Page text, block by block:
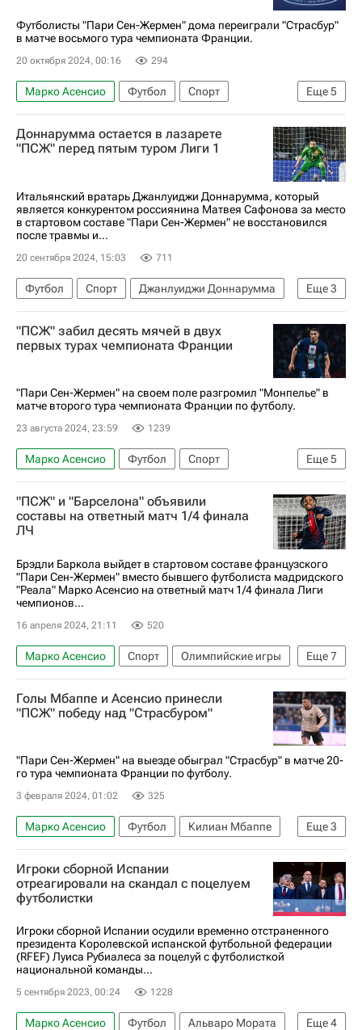
Галатасарай
Футболисты "Пари Сен-Жермен" дома переиграли "Страсбур"
в матче восьмого тура чемпионата Франции.
20 октября 2024, 00:16 294
Еще5
Марко Асенсио Футбол
Спорт
Матвей Сафонов
Секу Мара
Пари Сен-Жермен (ПСЖ)
Страсбур
Доннарумма остается в лазарете
"ПСЖ" перед пятым туром Лиги 1
Итальянский вратарь Джанлуиджи Доннарумма, который
является конкурентом россиянина Матвея Сафонова за место
в стартовом составе "Пари Сен-Жермен" не восстановился
после травмы и...
20 сентября 2024, 15:03 711
Еще3
Футбол Спорт
Джанлуиджи Доннарумма
Пари Сен-Жермен (ПСЖ)
Реймс
Чемпионат Франции по футболу (Лига 1)
"ПСЖ" забил десять мячей в двух
первых турах чемпионата Франции
"Пари Сен-Жермен" на своем поле разгромил "Монпелье" в
матче второго тура чемпионата Франции по футболу.
23 августа 2024, 23:59 1239
Еще5
Марко Асенсио Футбол
Спорт
Франция
Ашраф Хакими
Матвей Сафонов
Пари Сен-Жермен (ПСЖ)
Монпелье
"ПСЖ" и "Барселона" объявили
составы на ответный матч 1/4 финала
ЛЧ
Брэдли Баркола выйдет в стартовом составе французского
"Пари Сен-Жермен" вместо бывшего футболиста мадридского
"Реала" Марко Асенсио на ответный матч 1/4 финала Лиги
чемпионов...
16 апреля 2024, 21:11 520
Еще7
Марко Асенсио Спорт
Олимпийские игры
Барселона (город)
Париж
Франция
Джанлуиджи Доннарумма
Люка Эрнандес
Голы Мбаппе и Асенсио принесли
"ПСЖ" победу над "Страсбуром"
"Пари Сен-Жермен" на выезде обыграл "Страсбур" в матче 20-
го тура чемпионата Франции по футболу.
3 февраля 2024, 01:02 325
Еще3
Марко Асенсио Футбол
Килиан Мбаппе
Пари Сен-Жермен (ПСЖ)
Страсбур
Чемпионат Франции по футболу (Лига 1)
Игроки сборной Испании
отреагировали на скандал с поцелуем
футболистки
Игроки сборной Испании осудили временно отстраненного
президента Королевской испанской футбольной федерации
(RFEF) Луиса Рубиалеса за поцелуй с футболисткой
национальной команды...
5 сентября 2023, 00:24 1228
Еще4
Марко Асенсио Футбол
Альваро Мората